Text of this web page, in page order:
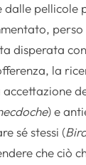
dalle pellicole
perso
disperata
la
accettazione
) e
sé stessi (
che ciò